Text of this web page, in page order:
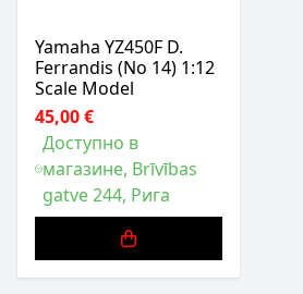
Yamaha YZ450F D.
Ferrandis (No 14) 1:12
Scale Model
45,00 €
Доступно в
магазине, Brīvības
gatve 244, Рига